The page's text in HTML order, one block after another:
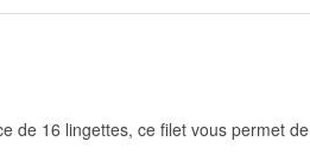
de 16 lingettes, ce filet vous permet de